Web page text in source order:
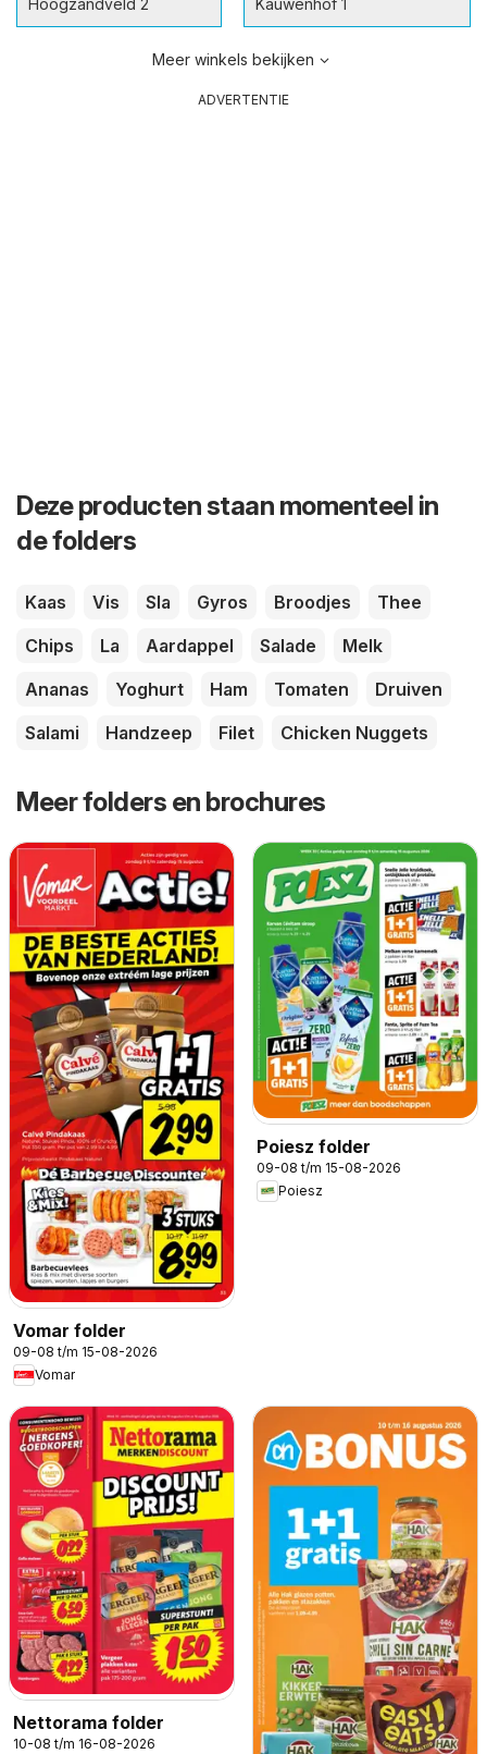
Hoogzandveld 2 Kauwenhof 1
Meer winkels bekijken
ADVERTENTIE
Deze producten staan momenteel in
de folders
Kaas Vis Sla Gyros Broodjes
Thee
Chips
La Aardappel Salade
Melk
Ananas
Yoghurt Ham Tomaten
Druiven
Salami
Handzeep Filet Chicken Nuggets
Meer folders en brochures
Vomar folder
09-08 t/m 15-08-2026
Vomar
Poiesz folder
09-08 t/m 15-08-2026
Poiesz
Nettorama folder
10-08 t/m 16-08-2026